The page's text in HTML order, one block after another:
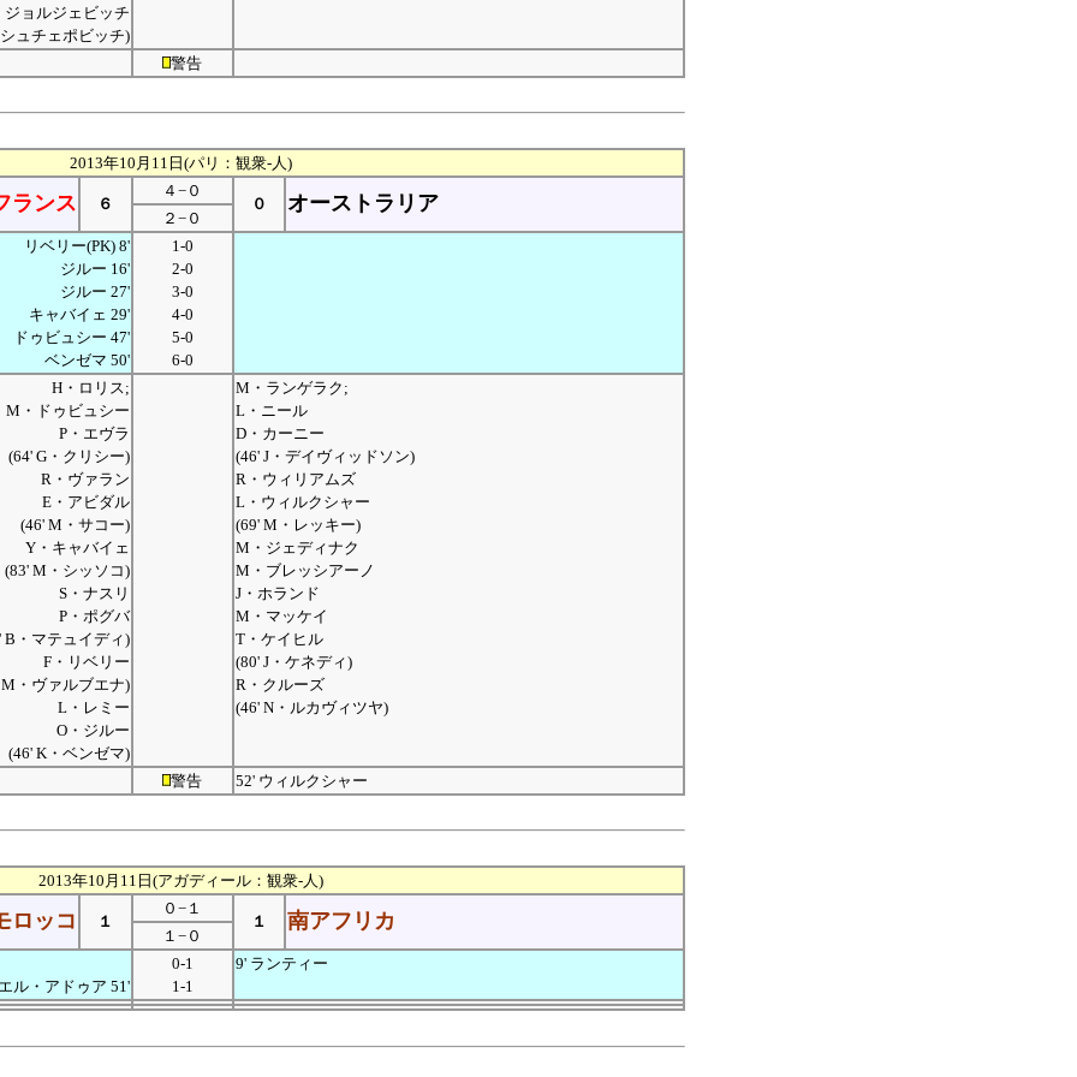
ジョルジェビッチ
ュチェポビッチ)
警告
2013年10月11日(パリ：観衆-人)
ランス ６
４−０
０ オーストラリア
２−０
リベリー(PK) 8'
ジルー 16'
ジルー 27'
キャバイェ 29'
ドゥビュシー 47'
ベンゼマ 50'
1-0
2-0
3-0
4-0
5-0
6-0
H・ロリス;
M・ドゥビュシー
P・エヴラ
(64' G・クリシー)
R・ヴァラン
E・アビダル
(46' M・サコー)
Y・キャバイェ
(83' M・シッソコ)
S・ナスリ
P・ポグバ
B・マテュイディ)
F・リベリー
M・ヴァルブエナ)
L・レミー
O・ジルー
(46' K・ベンゼマ)
M・ランゲラク;
L・ニール
D・カーニー
(46' J・デイヴィッドソン)
R・ウィリアムズ
L・ウィルクシャー
(69' M・レッキー)
M・ジェディナク
M・ブレッシアーノ
J・ホランド
M・マッケイ
T・ケイヒル
(80' J・ケネディ)
R・クルーズ
(46' N・ルカヴィツヤ)
警告 52' ウィルクシャー
2013年10月11日(アガディール：観衆-人)
ロッコ １
０−１
１ 南アフリカ
１−０
エル・アドゥア 51'
0-1
1-1
9' ランティー